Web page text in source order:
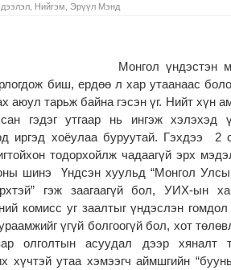
Нийгэм Эрүүл Мэнд
Монгол үндэстэн
биш, ердөө л хар утаанаас
аюул тарьж байна гэсэн үг. Нийт хүн
гэдэг утгаар нь ингэж хэлэхэд
иргэд хоёулаа буруутай. Гэхдээ 2
тодорхойлж чадаагүй эрх
шинэ Үндсэн хуульд “Монгол
гэж заагаагүй бол, УИХ-ын
комисс уг заалтыг үндэслэн гомдол
үгүй болгоогүй бол, хот
олголтын асуудал дээр хяналт
хүчтэй утаа хэмээгч аймшгийн